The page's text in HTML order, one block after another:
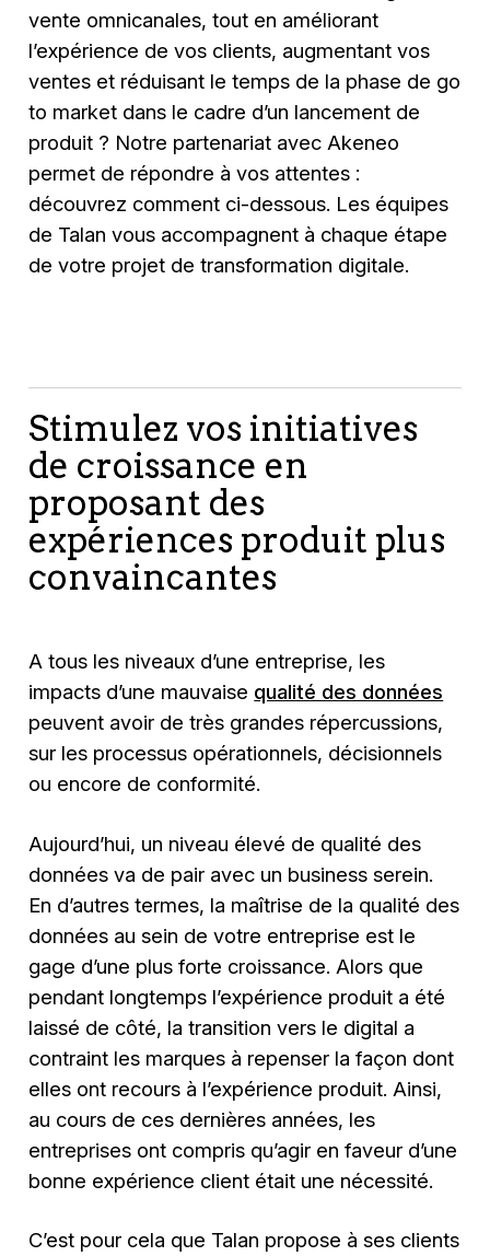
vente omnicanales, tout en améliorant
l’expérience de vos clients, augmentant vos
ventes et réduisant le temps de la phase de go
to market dans le cadre d’un lancement de
produit ? Notre partenariat avec Akeneo
permet de répondre à vos attentes :
découvrez comment ci-dessous. Les équipes
de Talan vous accompagnent à chaque étape
de votre projet de transformation digitale.
Stimulez vos initiatives
de croissance en
proposant des
expériences produit plus
convaincantes
A tous les niveaux d’une entreprise, les
impacts d’une mauvaise qualité des données
peuvent avoir de très grandes répercussions,
sur les processus opérationnels, décisionnels
ou encore de conformité.
Aujourd’hui, un niveau élevé de qualité des
données va de pair avec un business serein.
En d’autres termes, la maîtrise de la qualité des
données au sein de votre entreprise est le
gage d’une plus forte croissance. Alors que
pendant longtemps l’expérience produit a été
laissé de côté, la transition vers le digital a
contraint les marques à repenser la façon dont
elles ont recours à l’expérience produit. Ainsi,
au cours de ces dernières années, les
entreprises ont compris qu’agir en faveur d’une
bonne expérience client était une nécessité.
C’est pour cela que Talan propose à ses clients